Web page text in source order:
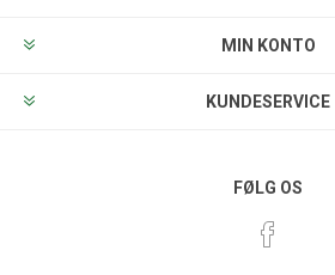
MIN KONTO
KUNDESERVICE
FØLG OS